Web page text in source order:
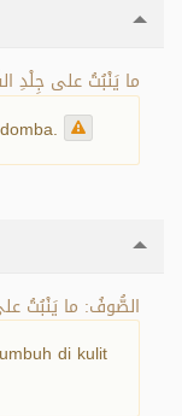
ما يَنْبُتُ على جِلْدِ
الصُّوفُ: ما يَنْبُتُ
di kulit